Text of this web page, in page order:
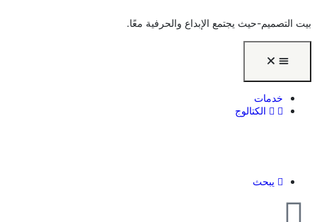
بيت التصميم-حيث يجتمع الإبداع والحرفية معًا.
خدمات
الكتالوج
يبحث